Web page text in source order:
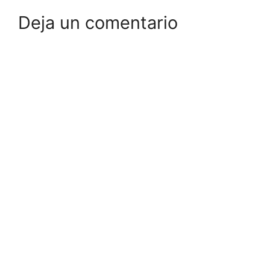
Deja un comentario